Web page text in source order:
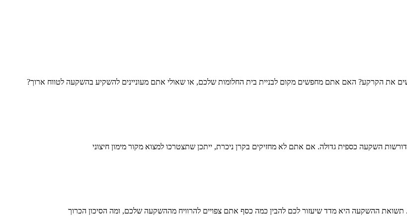
את הקרקע? האם אתם מחפשים מקום לבניית בית החלומות שלכם, או שאולי אתם מעוניינים להשקיע בהשקעה לטווח ארוך?
השקעה כספית גדולה. אם אתם לא מחזיקים בקרן ניכרת, ייתכן שתצטרכו למצוא מקור מימון חיצוני
ההשקעה היא מדד שיעזור לכם להבין כמה כסף אתם צפויים להרוויח מההשקעה שלכם, ומה הסיכון הכרוך